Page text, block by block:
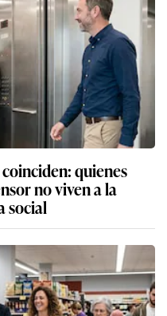
quienes
no viven a la
social